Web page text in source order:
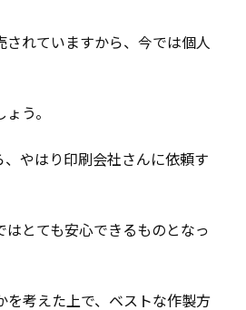
れていますから、今では個人
う。
やはり印刷会社さんに依頼す
とても安心できるものとなっ
考えた上で、ベストな作製方